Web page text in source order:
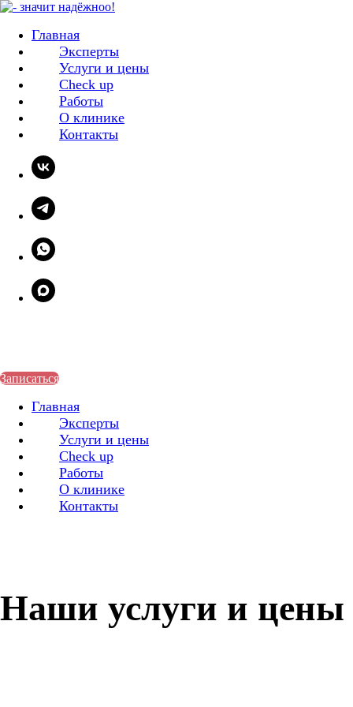
Главная
Эксперты
Услуги и цены
Check up
Работы
О клинике
Контакты
Записаться
Главная
Эксперты
Услуги и цены
Check up
Работы
О клинике
Контакты
Наши услуги и цены